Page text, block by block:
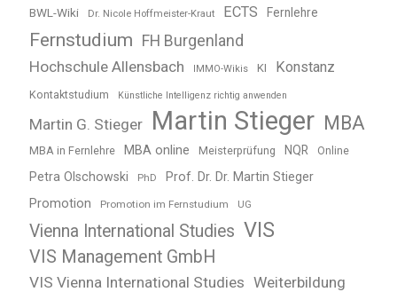
BWL-Wiki Dr. Nicole Hoffmeister-Kraut ECTS Fernlehre
Fernstudium
FH Burgenland
Hochschule Allensbach
IMMO-Wikis KI Konstanz
Kontaktstudium Künstliche Intelligenz richtig anwenden
Martin G. Stieger Martin Stieger MBA
MBA in Fernlehre MBA online Meisterprüfung NQR Online
Petra Olschowski PhD Prof. Dr. Dr. Martin Stieger
Promotion Promotion im Fernstudium UG
Vienna International Studies VIS
VIS Management GmbH
VIS Vienna International Studies Weiterbildung